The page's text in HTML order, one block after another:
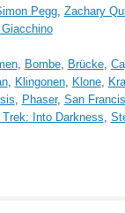
Pegg, Zachary
, Bombe, Brücke,
, Klingonen, Klone,
, Phaser, San
Into Darkness,